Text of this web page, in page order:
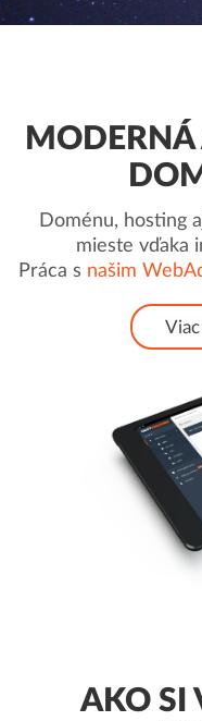
Doménu, hosting
mieste vďaka
Práca s našim
AKO SI